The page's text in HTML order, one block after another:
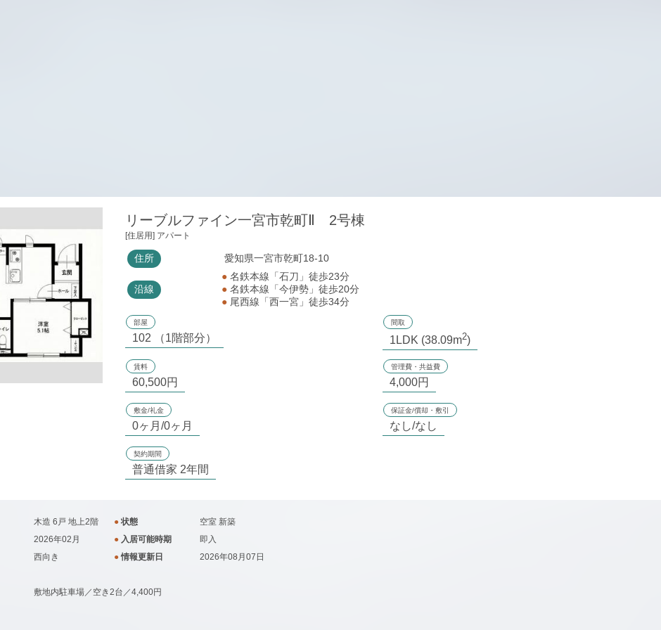
リーブルファイン一宮市乾町Ⅱ 2号棟
[住居用] アパート
住所 愛知県一宮市乾町18-10
沿線
● 名鉄本線「石刀」徒歩23分
● 名鉄本線「今伊勢」徒歩20分
● 尾西線「西一宮」徒歩34分
部屋 間取
102 （1階部分） 1LDK (38.09m2)
賃料 管理費・共益費
60,500円 4,000円
敷金/礼金 保証金/償却・敷引
0ヶ月/0ヶ月 なし/なし
契約期間
普通借家 2年間
木造 6戸 地上2階 ●状態 空室 新築
2026年02月 ● 入居可能時期
即入
西向き ●情報更新日
2026年08月07日
敷地内駐車場／空き2台／4,400円